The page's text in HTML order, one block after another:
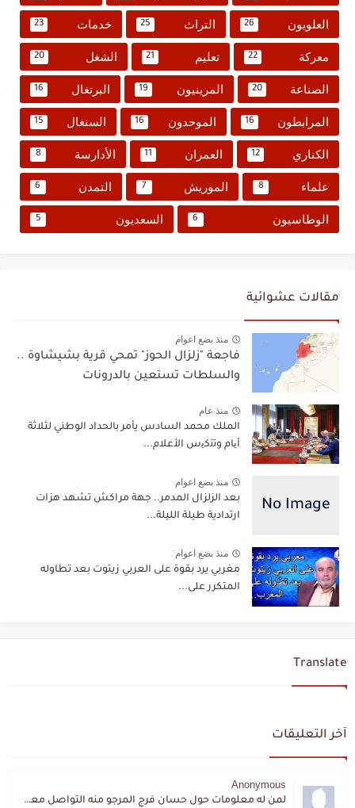
العلويون 26 التراث 25 خدمات 23
معركة 22 تعليم 21 الشغل 20
الصناعة 20 المرينيون 19 البرتغال 16
المرابطون 16 الموحدون 16 السنغال 15
الكناري 12 العمران 11 الأدارسة 8
علماء 8 الموريش 7 التمدن 6
الوطاسيون 6 السعديون 5
مقالات عشوائية
منذ بضع اعوام
فاجعة "زلزال الحوز" تمحي قرية بشيشاوة ..
والسلطات تستعين بالدرونات
منذ عام
الملك محمد السادس يأمر بالحداد الوطني لثلاثة
أﯾﺎم وﺗﻧﻛﯾس اﻷﻋﻼم...
منذ بضع اعوام
بعد الزلزال المدمر.. جهة مراكش تشهد هزات
ارتدادية طيلة الليلة...
منذ بضع اعوام
مغربي يرد بقوة على العربي زيتوت بعد تطاوله
المتكرر على...
Translate
آخر التعليقات
Anonymous
لمن له معلومات حول حسان فرج المرجو منه التواصل معي لقد اختفى تماما و كانت لي به علاقة تواصل خاصة